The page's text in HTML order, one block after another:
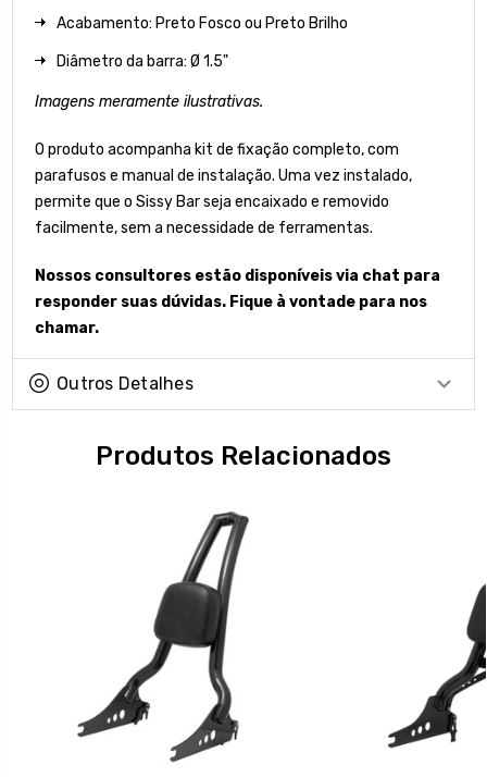
Acabamento: Preto Fosco ou Preto Brilho
Diâmetro da barra: Ø 1.5"
Imagens meramente ilustrativas.
O produto acompanha kit de fixação completo, com
parafusos e manual de instalação. Uma vez instalado,
permite que o Sissy Bar seja encaixado e removido
facilmente, sem a necessidade de ferramentas.
Nossos consultores estão disponíveis via chat para
responder suas dúvidas. Fique à vontade para nos
chamar.
Outros Detalhes
Produtos Relacionados